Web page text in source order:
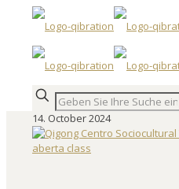
14. October 2024